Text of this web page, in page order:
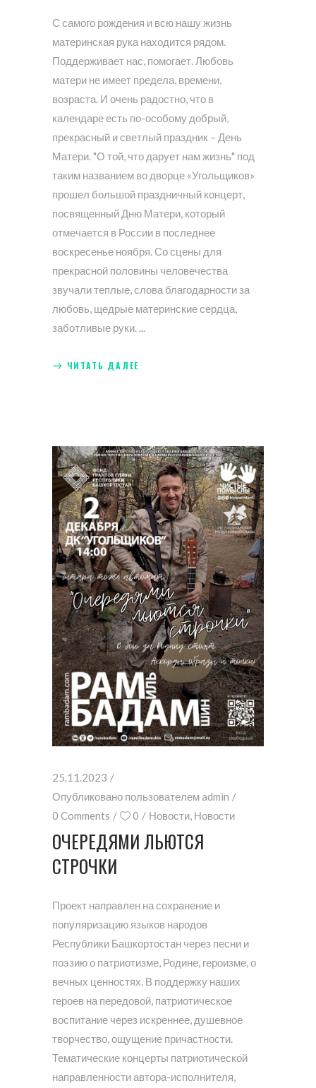
С самого рождения и всю нашу жизнь
материнская рука находится рядом.
Поддерживает нас, помогает. Любовь
матери не имеет предела, времени,
возраста. И очень радостно, что в
календаре есть по-особому добрый,
прекрасный и светлый праздник – День
Матери. "О той, что дарует нам жизнь" под
таким названием во дворце «Угольщиков»
прошел большой праздничный концерт,
посвященный Дню Матери, который
отмечается в России в последнее
воскресенье ноября. Со сцены для
прекрасной половины человечества
звучали теплые, слова благодарности за
любовь, щедрые материнские сердца,
заботливые руки.
ЧИТАТЬ ДАЛЕЕ
25.11.2023
Опубликовано пользователемadmin
0 Comments
0 Новости Новости
ОЧЕРЕДЯМИ ЛЬЮТСЯ
СТРОЧКИ
Проект направлен на сохранение и
популяризацию языков народов
Республики Башкортостан через песни и
поэзию о патриотизме, Родине, героизме, о
вечных ценностях. В поддержку наших
героев на передовой, патриотическое
воспитание через искреннее, душевное
творчество, ощущение причастности.
Тематические концерты патриотической
направленности автора-исполнителя,